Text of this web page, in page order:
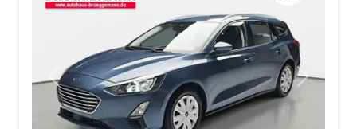
Previous Next